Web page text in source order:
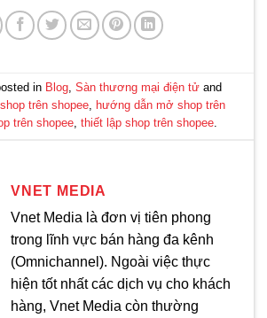
in Blog, Sàn thương mại điện tửand
trên shopee, hướng dẫn mở shop trên
trên shopee, thiết lập shop trên shopee.
VNET MEDIA
Vnet Media là đơn vị tiên phong
trong lĩnh vực bán hàng đa kênh
(Omnichannel). Ngoài việc thực
hiện tốt nhất các dịch vụ cho khách
hàng, Vnet Media còn thường